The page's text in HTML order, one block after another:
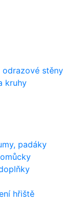
odrazové stěny
kruhy
padáky
hřiště